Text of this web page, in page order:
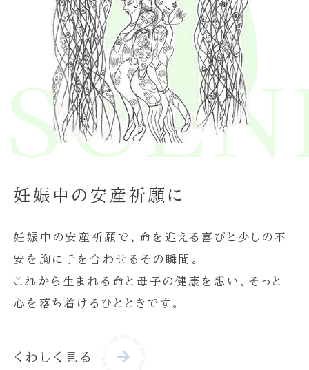
妊娠中の安産祈願に
妊娠中の安産祈願で、命を迎える喜びと少しの不
安を胸に手を合わせるその瞬間。
これから生まれる命と母子の健康を想い、そっと
心を落ち着けるひとときです。
くわしく見る